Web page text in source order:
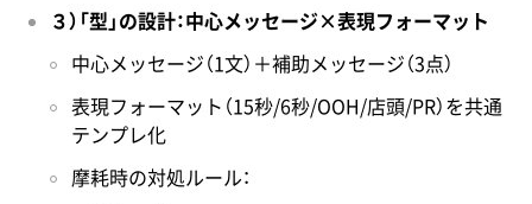
３）「型」の設計：中心メッセージ×表現フォーマット
中心メッセージ（1文）＋補助メッセージ（3点）
表現フォーマット（15秒/6秒/OOH/店頭/PR）を共通
テンプレ化
摩耗時の対処ルール：